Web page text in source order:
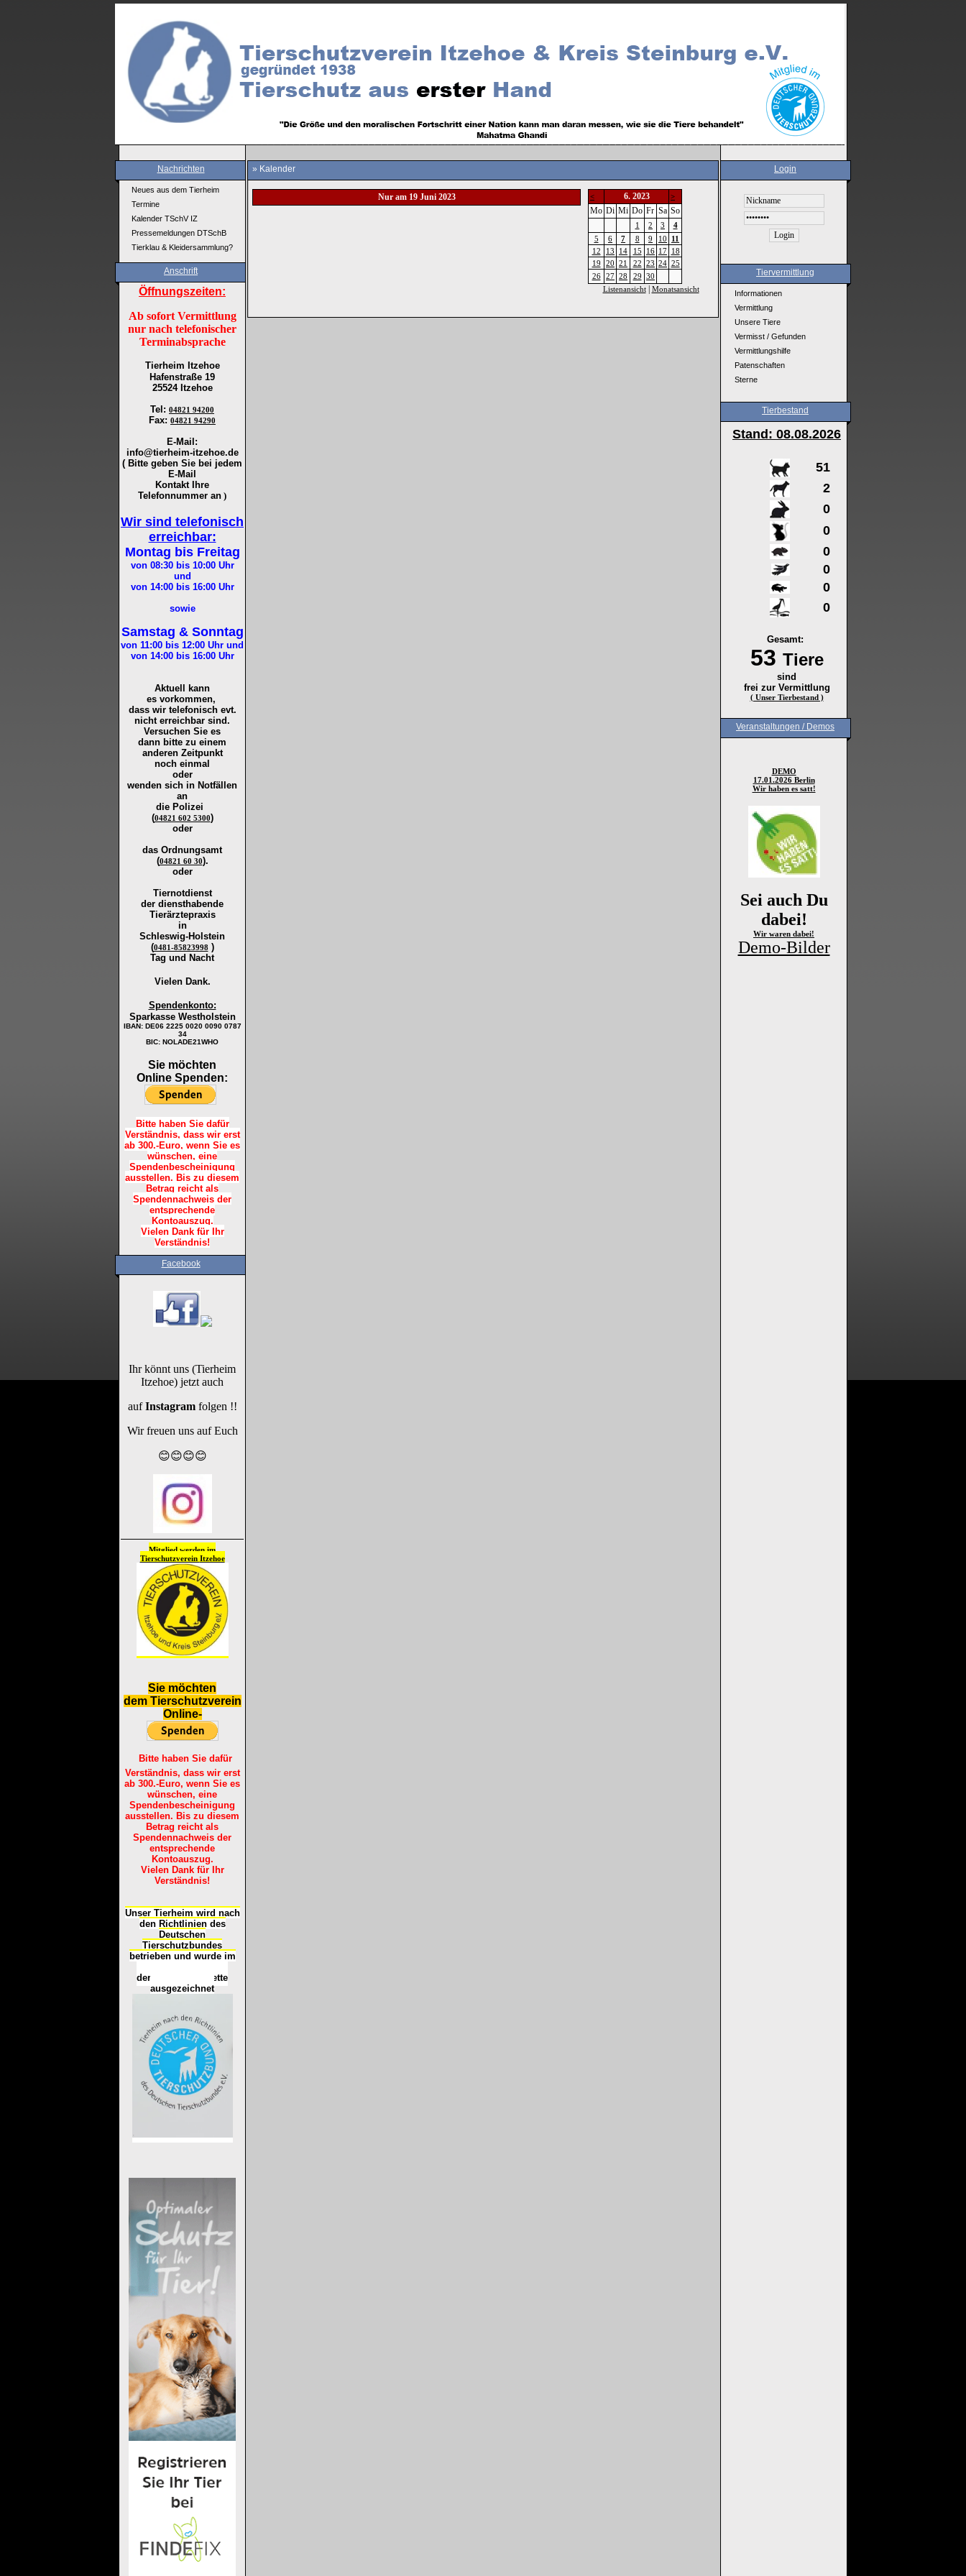
Nachrichten
Neues aus dem Tierheim
Termine
Kalender TSchV IZ
Pressemeldungen DTSchB
Tierklau & Kleidersammlung?
Anschrift
Öffnungszeiten:
Ab sofort Vermittlung
nur nach telefonischer
Terminabsprache
Tierheim Itzehoe
Hafenstraße 19
25524 Itzehoe
Tel : 04821 94200
Fax: 04821 94290
E-Mail:
info@tierheim-itzehoe.de
( Bitte geben Sie bei jedem
E-Mail
Kontakt Ihre
Telefonnummer an )
Wir sind telefonisch
erreichbar:
Montag bis Freitag
von 08:30 bis 10:00Uhr
und
von 14:00 bis 16:00Uhr
sowie
Samstag & Sonntag
von 11:00 bis 12:00 Uhr und
von 14:00 bis 16:00Uhr
Aktuell kann
es vorkommen,
dass wir telefonisch evt.
nicht erreichbar sind.
Versuchen Sie es
dann bitte zu einem
anderen Zeitpunkt
noch einmal
oder
wenden sich in Notfällen
an
die Polizei
(04821 602 5300)
oder
das Ordnungsamt
(04821 60 30).
oder
Tiernotdienst
der diensthabende
Tierärztepraxis
in
Schleswig-Holstein
(0481-85823998 )
Tag und Nacht
Vielen Dank.
Spendenkonto:
Sparkasse Westholstein
IBAN: DE06 2225 0020 0090 0787
34
BIC: NOLADE21WHO
Sie möchten
Online Spenden:
Bitte haben Sie dafür
Verständnis, dass wir erst
ab 300.-Euro, wenn Sie es
wünschen, eine
Spendenbescheinigung
ausstellen. Bis zu diesem
Betrag reicht als
Spendennachweis der
entsprechende
Kontoauszug.
Vielen Dank für Ihr
Verständnis!
Facebook
Ihr könnt uns (Tierheim
Itzehoe) jetzt auch
aufInstagramfolgen !!
Wir freuen uns auf Euch
😊😊😊😊
Mitglied werden im
Tierschutzverein Itzehoe
Sie möchten
dem Tierschutzverein
Online-
Bitte haben Sie dafür
Verständnis, dass wir erst
ab 300.-Euro, wenn Sie es
wünschen, eine
Spendenbescheinigung
ausstellen. Bis zu diesem
Betrag reicht als
Spendennachweis der
entsprechende
Kontoauszug.
Vielen Dank für Ihr
Verständnis!
Unser Tierheim wird nach
den Richtlinien des
Deutschen
Tierschutzbundes
betrieben und wurde im
der
Tierheimplakette
ausgezeichnet
» Kalender
Nur am 19 Juni 2023 < 6. 2023 >
Mo Di Mi Do Fr Sa So
1 2 3
4
5
6 7 8 9 10
11
12
13 14 15 16 17 18
19
20 21 22 23 24 25
26
27 28 29 30
Listenansicht| Monatsansicht
Login
Tiervermittlung
Informationen
Vermittlung
Unsere Tiere
Vermisst / Gefunden
Vermittlungshilfe
Patenschaften
Sterne
Tierbestand
Stand: 08.08.2026
51
2
0
0
0
0
0
0
Gesamt:
53 Tiere
sind
frei zur Vermittlung
( Unser Tierbestand )
Veranstaltungen / Demos
DEMO
17.01.2026 Berlin
Wir haben es satt!
Sei auch Du
dabei!
Wir waren dabei!
Demo-Bilder